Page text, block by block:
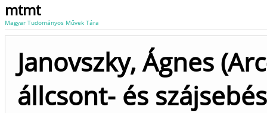
mtmt
Magyar Tudományos Művek Tára
Janovszky, Ágnes
állcsont- és